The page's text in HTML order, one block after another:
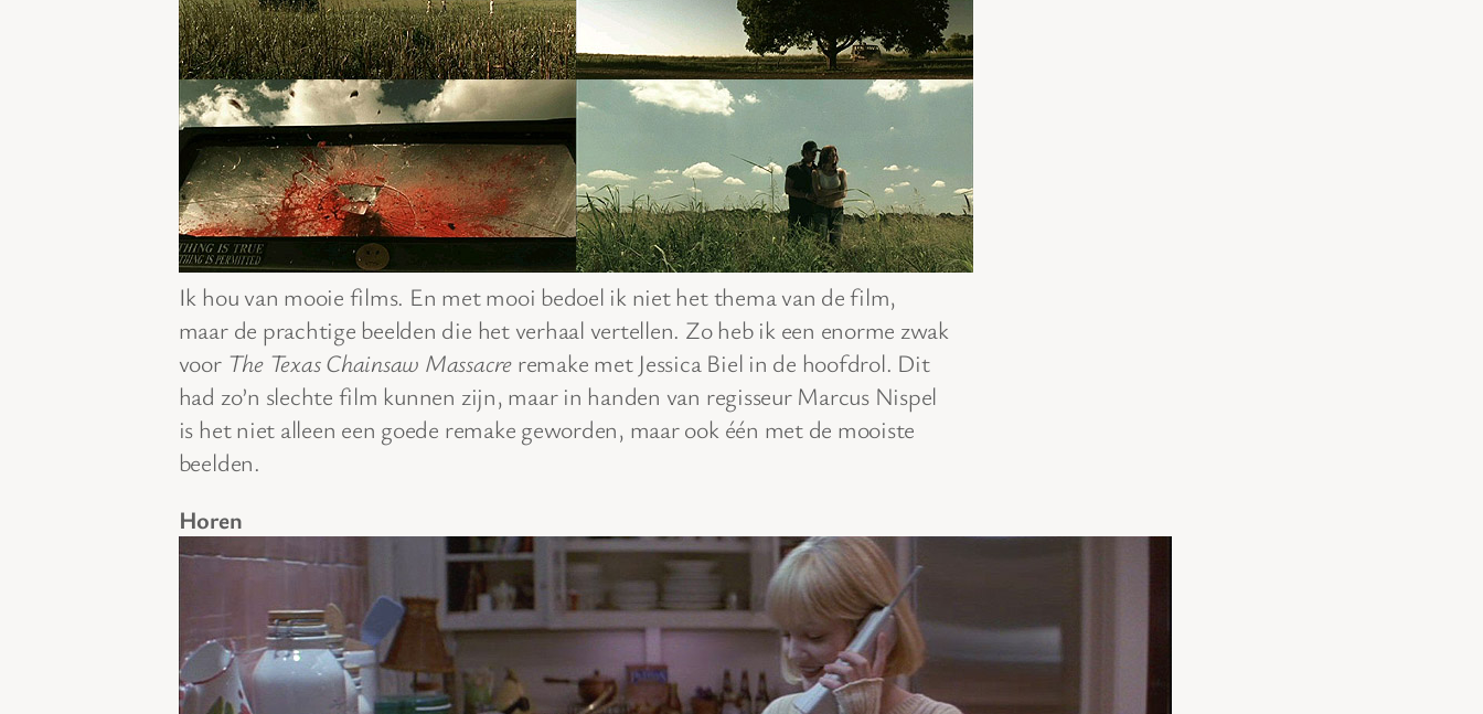
Ik hou van mooie films. En met mooi bedoel ik niet het thema van de film,
maar de prachtige beelden die het verhaal vertellen. Zo heb ik een enorme zwak
voor The Texas Chainsaw Massacre remake met Jessica Biel in de hoofdrol. Dit
had zo’n slechte film kunnen zijn, maar in handen van regisseur Marcus Nispel
is het niet alleen een goede remake geworden, maar ook één met de mooiste
beelden.
Horen